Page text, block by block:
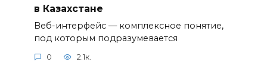
в Казахстане
Веб-интерфейс — комплексное понятие,
под которым подразумевается
0 2.1к.